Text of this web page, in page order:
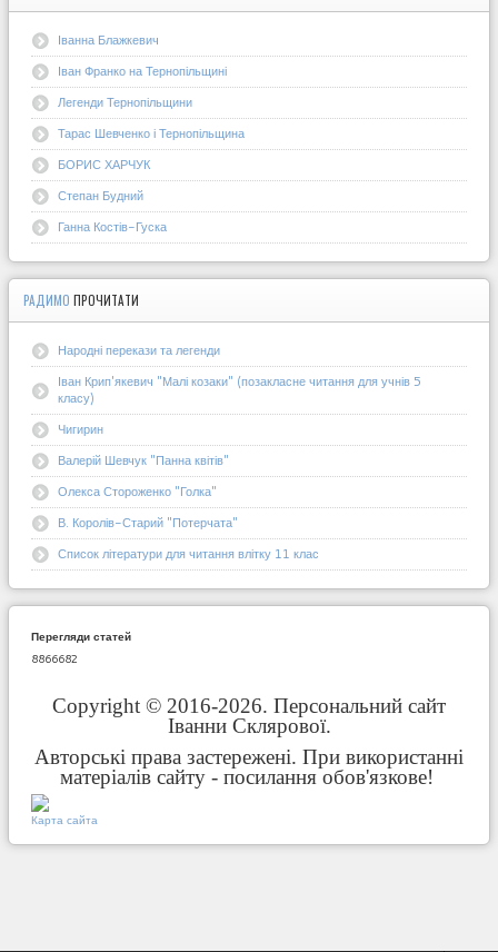
Іванна Блажкевич
Іван Франко на Тернопільщині
Легенди Тернопільщини
Тарас Шевченко і Тернопільщина
БОРИС ХАРЧУК
Степан Будний
Ганна Костів-Гуска
РАДИМО ПРОЧИТАТИ
Народні перекази та легенди
Іван Крип'якевич "Малі козаки" (позакласне читання для учнів 5
класу)
Чигирин
Валерій Шевчук "Панна квітів"
Олекса Стороженко "Голка"
В. Королів-Старий "Потерчата"
Список літератури для читання влітку 11 клас
Перегляди статей
8866682
Copyright © 2016-2026. Персональний сайт
Іванни Склярової.
Авторські права застережені. При використанні
матеріалів сайту - посилання обов'язкове!
Карта сайта